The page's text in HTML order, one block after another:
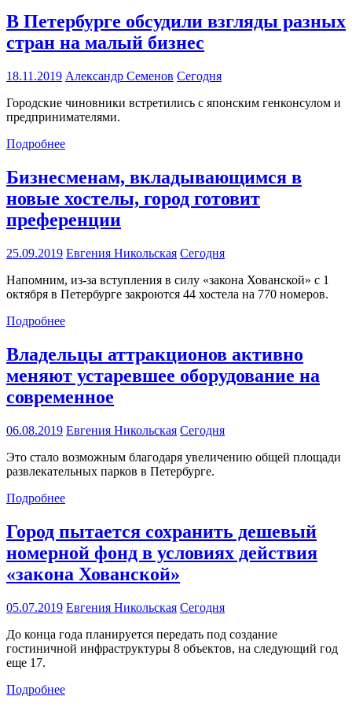
В Петербурге обсудили взгляды разных
стран на малый бизнес
18.11.2019 Александр Семенов Сегодня
Городские чиновники встретились с японским генконсулом и
предпринимателями.
Подробнее
Бизнесменам, вкладывающимся в
новые хостелы, город готовит
преференции
25.09.2019 Евгения Никольская Сегодня
Напомним, из-за вступления в силу «закона Хованской» с 1
октября в Петербурге закроются 44 хостела на 770 номеров.
Подробнее
Владельцы аттракционов активно
меняют устаревшее оборудование на
современное
06.08.2019 Евгения Никольская Сегодня
Это стало возможным благодаря увеличению общей площади
развлекательных парков в Петербурге.
Подробнее
Город пытается сохранить дешевый
номерной фонд в условиях действия
«закона Хованской»
05.07.2019 Евгения Никольская Сегодня
До конца года планируется передать под создание
гостиничной инфраструктуры 8 объектов, на следующий год
еще 17.
Подробнее